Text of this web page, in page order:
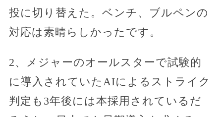
投に切り替えた。ベンチ、ブルペンの
対応は素晴らしかったです。
2、メジャーのオールスターで試験的
に導入されていたAIによるストライク
判定も3年後には本採用されているだ